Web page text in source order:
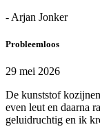
- Arjan Jonker
Probleemloos
29 mei 2026
De kunststof
even leut en daarna
geluidruchtig en ik